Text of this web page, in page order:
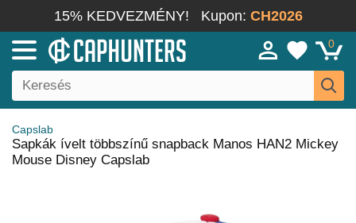
15% KEDVEZMÉNY! Kupon: CH2026
0
Capslab
Sapkák ívelt többszínű snapback Manos HAN2 Mickey
Mouse Disney Capslab